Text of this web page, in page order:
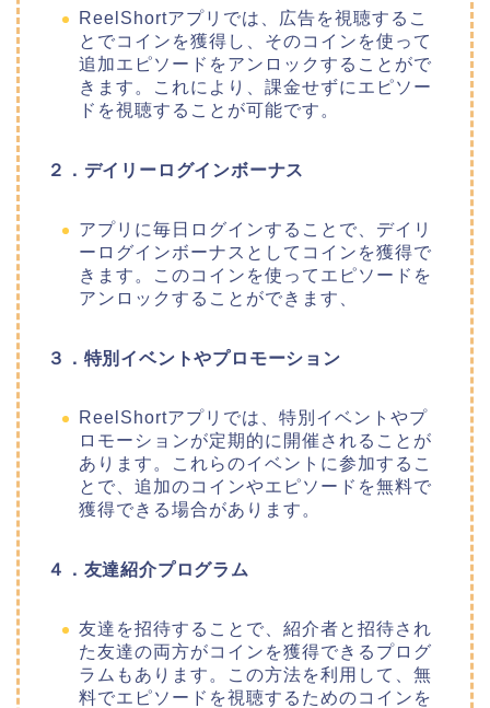
ReelShortアプリでは、広告を視聴するこ
とでコインを獲得し、そのコインを使って
追加エピソードをアンロックすることがで
きます。これにより、課金せずにエピソー
ドを視聴することが可能です。
２．デイリーログインボーナス
アプリに毎日ログインすることで、デイリ
ーログインボーナスとしてコインを獲得で
きます。このコインを使ってエピソードを
アンロックすることができます、
３．特別イベントやプロモーション
ReelShortアプリでは、特別イベントやプ
ロモーションが定期的に開催されることが
あります。これらのイベントに参加するこ
とで、追加のコインやエピソードを無料で
獲得できる場合があります。
４．友達紹介プログラム
友達を招待することで、紹介者と招待され
た友達の両方がコインを獲得できるプログ
ラムもあります。この方法を利用して、無
料でエピソードを視聴するためのコインを